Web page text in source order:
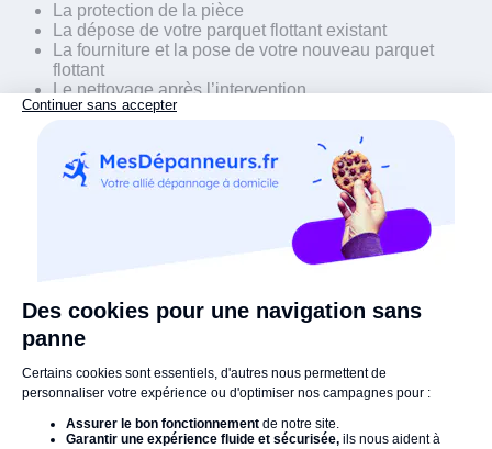
La protection de la pièce
La dépose de votre parquet flottant existant
La fourniture et la pose de votre nouveau parquet
flottant
Le nettoyage après l’intervention
La mise en déchetterie de votre ancien parquet
Nous vous signalons que si votre sol possède des
irrégularités, notre artisan devra, avant toute pose de votre
futur parquet, recourir à un ragréage. Il réalisera alors un
devis sur-mesure pour ce type de situation.
Les avis